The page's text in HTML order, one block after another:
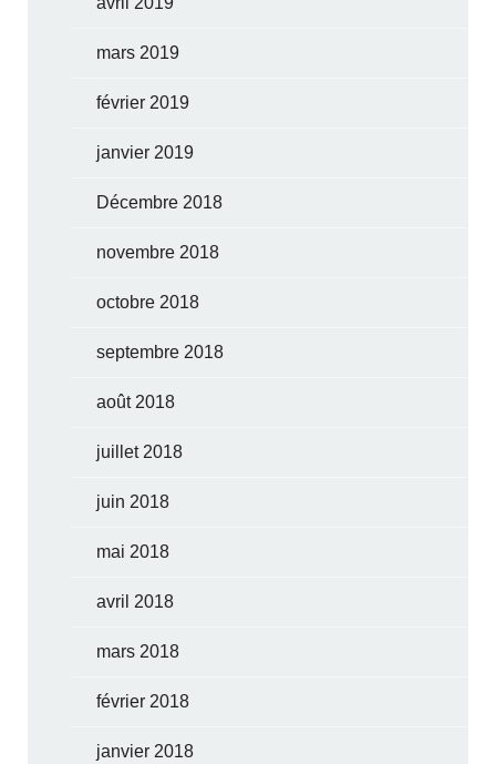
mars 2019
février 2019
janvier 2019
Décembre 2018
novembre 2018
octobre 2018
septembre 2018
août 2018
juillet 2018
juin 2018
mai 2018
avril 2018
mars 2018
février 2018
janvier 2018